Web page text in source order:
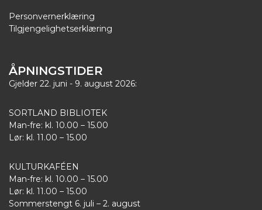
Personvernerklæring
Tilgjengelighetserklæring
ÅPNINGSTIDER
Gjelder 22. juni - 9. august 2026:
SORTLAND BIBLIOTEK
Man-fre: kl. 10.00 – 15.00
Lør: kl. 11.00 – 15.00
KULTURKAFÉEN
Man-fre: kl. 10.00 – 15.00
Lør: kl. 11.00 – 15.00
Sommerstengt 6. juli – 2. august